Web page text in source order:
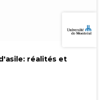
réalités et